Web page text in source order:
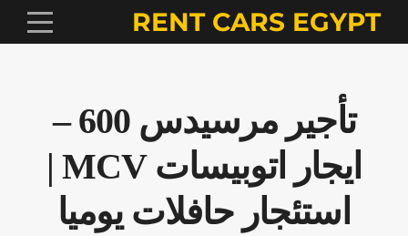
RENT CARS EGYPT
تأجير مرسيدس 600 –
ايجار اتوبيسات MCV |
استئجار حافلات يوميا